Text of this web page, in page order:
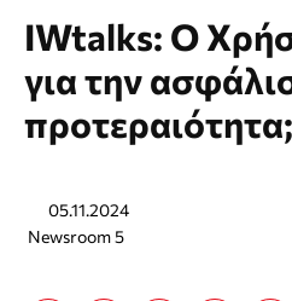
IWtalks: Ο
για την
προτεραιότητα;
05.11.2024
Newsroom 5